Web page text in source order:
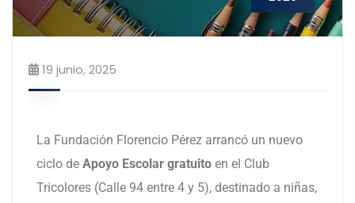
19 junio, 2025
La Fundación Florencio Pérez arrancó un nuevo
ciclo de Apoyo Escolar gratuito en el Club
Tricolores (Calle 94 entre 4 y 5), destinado a niñas,